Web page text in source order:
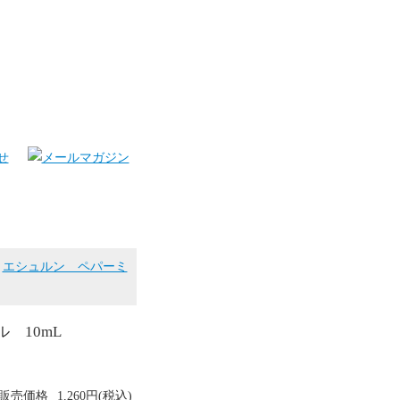
エシュルン ペパーミ
10mL
売価格 1,260円(税込)